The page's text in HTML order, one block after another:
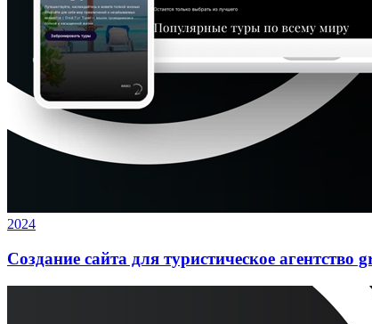
2024
Создание сайта для туристическое